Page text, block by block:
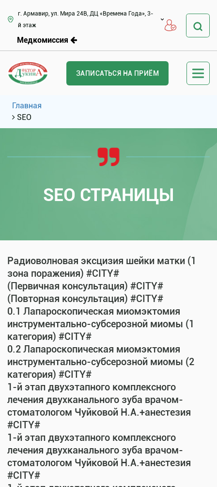
г. Армавир, ул. Мира 24В, ДЦ «Времена Года», 3-
й этаж
Медкомиссия
ЗАПИСАТЬСЯ НА ПРИЁМ
Главная
SEO
SEO СТРАНИЦЫ
Радиоволновая эксцизия шейки матки (1
зона поражения) #CITY#
(Первичная консультация) #CITY#
(Повторная консультация) #CITY#
0.1 Лапароскопическая миомэктомия
инструментально-субсерозной миомы (1
категория) #CITY#
0.2 Лапароскопическая миомэктомия
инструментально-субсерозной миомы (2
категория) #CITY#
1-й этап двухэтапного комплексного
лечения двухканального зуба врачом-
стоматологом Чуйковой Н.А.+анестезия
#CITY#
1-й этап двухэтапного комплексного
лечения двухканального зуба врачом-
стоматологом Чуйковой Н.А.+анестезия
#CITY#